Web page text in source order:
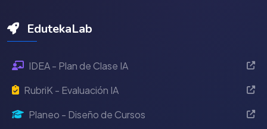
EdutekaLab
IDEA - Plan de Clase IA
RubriK - Evaluación IA
Planeo - Diseño de Cursos